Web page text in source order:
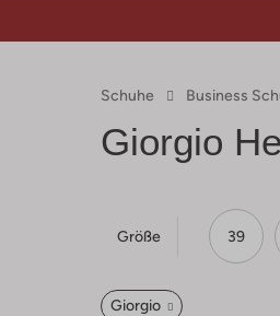
Schuhe Business
Giorgio
Größe 39
Giorgio